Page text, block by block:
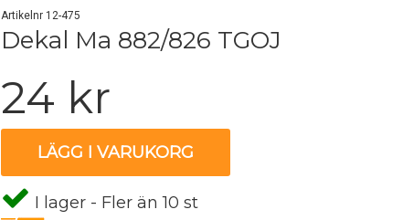
Artikelnr 12-475
Dekal Ma 882/826 TGOJ
24 kr
LÄGG I VARUKORG
I lager - Fler än 10 st